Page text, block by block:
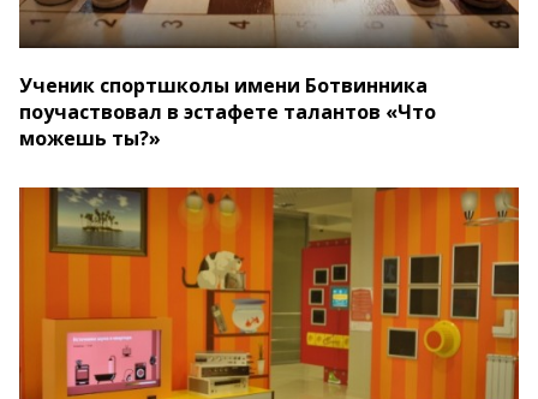
Ученик спортшколы имени Ботвинника
поучаствовал в эстафете талантов «Что
можешь ты?»